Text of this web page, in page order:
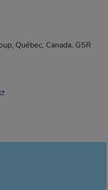
Québec, Canada, G5R
hyperlien s'ouvrira dans